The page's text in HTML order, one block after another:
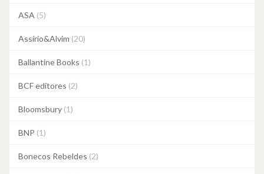
ASA (5)
Assírio&Alvim (20)
Ballantine Books (1)
BCF editores (2)
Bloomsbury (1)
BNP (1)
Bonecos Rebeldes (2)